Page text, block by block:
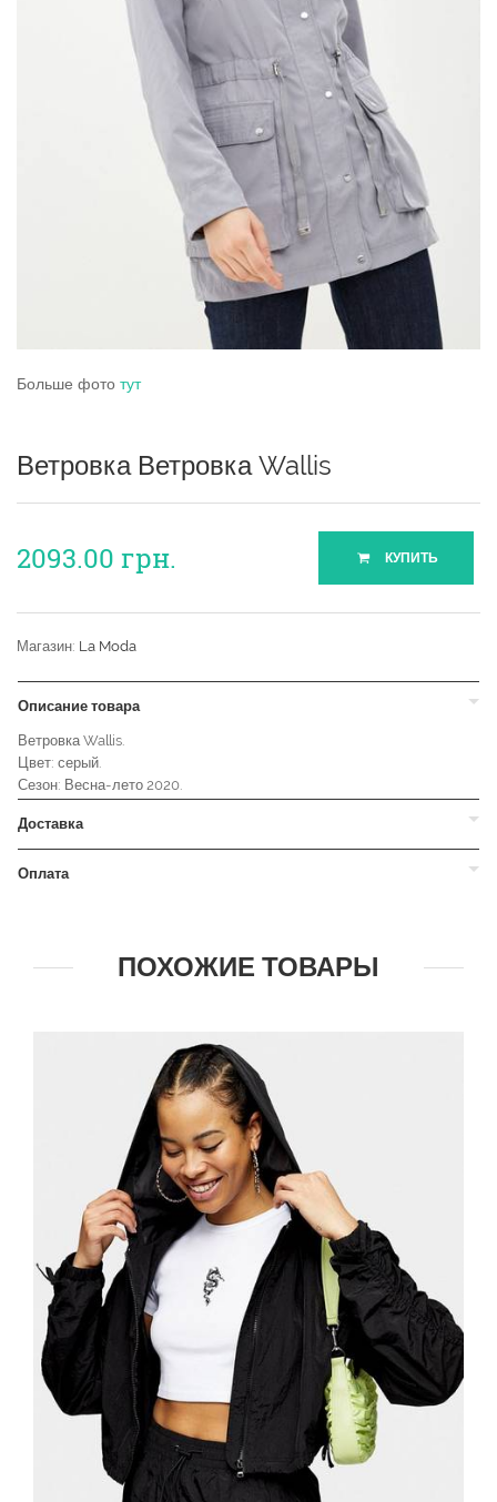
Больше фото тут
Ветровка Ветровка Wallis
2093.00 грн. КУПИТЬ
Магазин: La Moda
Описание товара
Ветровка Wallis.
Цвет: серый.
Сезон: Весна-лето 2020.
Доставка
Оплата
ПОХОЖИЕ ТОВАРЫ